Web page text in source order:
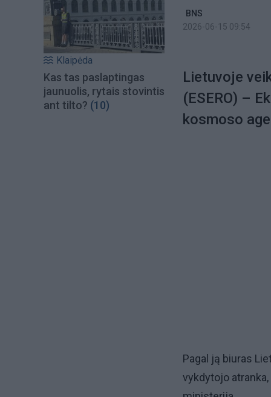
Klaipėda
Kas tas paslaptingas
jaunuolis, rytais stovintis
ant tilto? (10)
BNS
2026-06-15 09:54
Lietuvoje
(ESERO) –
kosmoso
Pagal ją biuras
vykdytojo